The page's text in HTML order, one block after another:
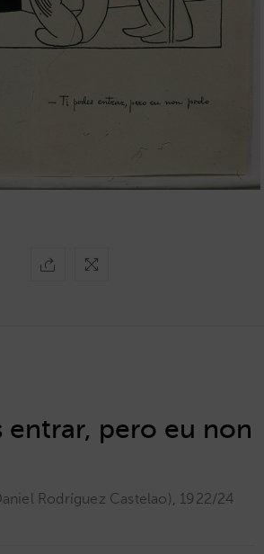
entrar, pero eu non
Rodríguez Castelao), 1922/24